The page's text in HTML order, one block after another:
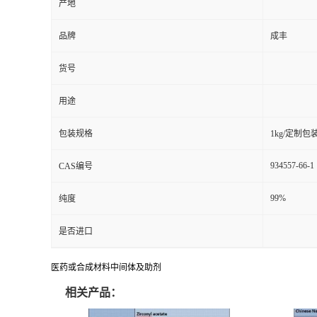
产地
品牌 成丰
货号
用途
包装规格 1kg/定制包
CAS编号 934557-66-1
纯度 99%
是否进口
医药或合成材料中间体及助剂
相关产品：